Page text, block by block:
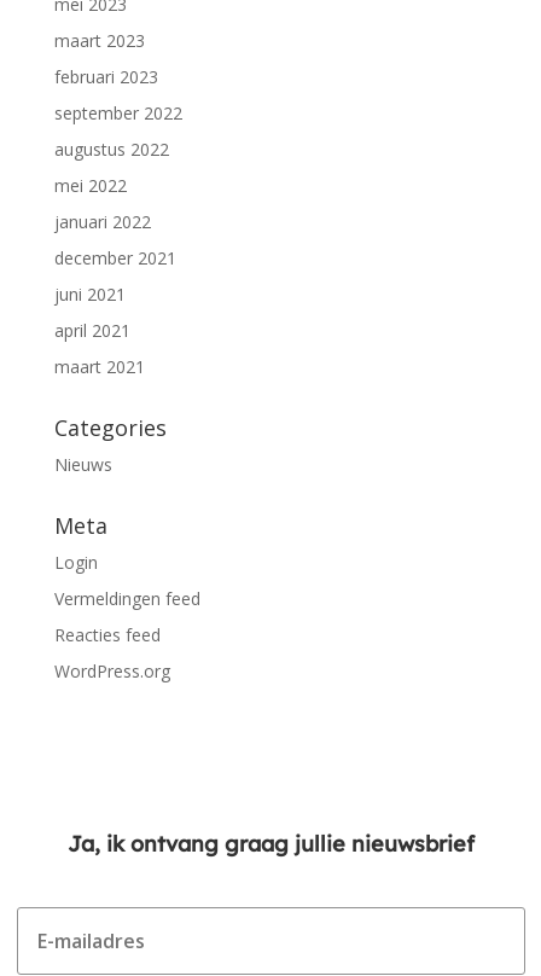
maart 2023
februari 2023
september 2022
augustus 2022
mei 2022
januari 2022
december 2021
juni 2021
april 2021
maart 2021
Categories
Nieuws
Meta
Login
Vermeldingen feed
Reacties feed
WordPress.org
Ja, ik ontvang graag jullie nieuwsbrief